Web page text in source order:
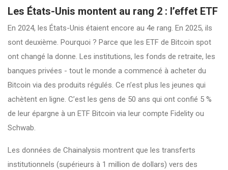
Les États-Unis montent au rang 2 : l’effet ETF
En 2024, les États-Unis étaient encore au 4e rang. En 2025, ils
sont deuxième. Pourquoi ? Parce que les ETF de Bitcoin spot
ont changé la donne. Les institutions, les fonds de retraite, les
banques privées - tout le monde a commencé à acheter du
Bitcoin via des produits régulés. Ce n’est plus les jeunes qui
achètent en ligne. C’est les gens de 50 ans qui ont confié 5 %
de leur épargne à un ETF Bitcoin via leur compte Fidelity ou
Schwab.
Les données de Chainalysis montrent que les transferts
institutionnels (supérieurs à 1 million de dollars) vers des